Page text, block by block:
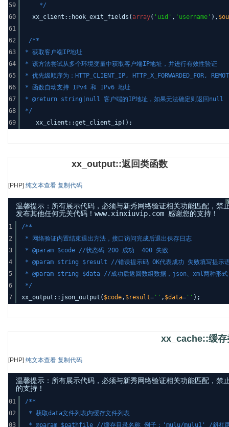
59
60
61
62
63
64
65
66
67
68
69
*/
xx_client::hook_exit_fields( array( 'uid' , 'username' ),
/**
* 获取客户端IP地址
* 该方法尝试从多个环境变量中获取客户端IP地址，并进行有效性验证
* 优先级顺序为：HTTP_CLIENT_IP, HTTP_X_FORWARDED_FOR,
* 函数自动支持 IPv4 和 IPv6 地址
* @return string|null 客户端的IP地址，如果无法确定则返回null
*/
xx_client::get_client_ip();
xx_output::返回类函数
[PHP] 纯文本查看 复制代码
温馨提示：所有展示代码，必须与新秀网络验证相关功能匹配，禁
发布其他任何无关代码！www.xinxiuvip.com 感谢您的支持！
1
2
3
4
5
6
7
/**
* 网络验证内置结束退出方法，接口访问完成后退出保存日志
* @param $code //状态码 200 成功 400 失败
* @param string $result //错误提示码 OK代表成功 失败填写提示
* @param string $data //成功后返回数组数据，json、xml两种形式
*/
xx_output::json_output( $code, $result= '' , $data= '' );
xx_cache::缓存
[PHP] 纯文本查看 复制代码
温馨提示：所有展示代码，必须与新秀网络验证相关功能匹配，
的支持！
01
02
03
/**
* 获取data文件列表内缓存文件列表
* @param $pathfile //缓存目录名称 例子：'mulu/mulu1' /斜杠两